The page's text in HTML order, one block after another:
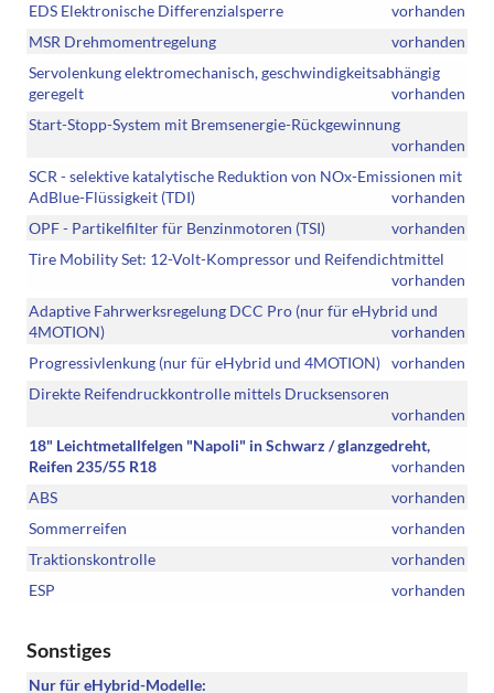
EDS Elektronische Differenzialsperre
vorhanden
MSR Drehmomentregelung
vorhanden
Servolenkung elektromechanisch, geschwindigkeitsabhängig
geregelt
vorhanden
Start-Stopp-System mit Bremsenergie-Rückgewinnung
vorhanden
SCR - selektive katalytische Reduktion von NOx-Emissionen mit
AdBlue-Flüssigkeit (TDI)
vorhanden
OPF - Partikelfilter für Benzinmotoren (TSI)
vorhanden
Tire Mobility Set: 12-Volt-Kompressor und Reifendichtmittel
vorhanden
Adaptive Fahrwerksregelung DCC Pro (nur für eHybrid und
4MOTION)
vorhanden
Progressivlenkung (nur für eHybrid und 4MOTION) vorhanden
Direkte Reifendruckkontrolle mittels Drucksensoren
vorhanden
18" Leichtmetallfelgen "Napoli" in Schwarz / glanzgedreht,
Reifen 235/55 R18
vorhanden
ABS
vorhanden
Sommerreifen
vorhanden
Traktionskontrolle
vorhanden
ESP
vorhanden
Sonstiges
Nur für eHybrid-Modelle: